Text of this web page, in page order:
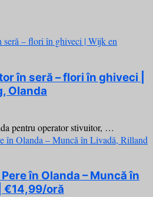
în seră – flori în ghiveci |
Olanda
pentru operator stivuitor, …
în Olanda – Muncă în
€14,99/oră